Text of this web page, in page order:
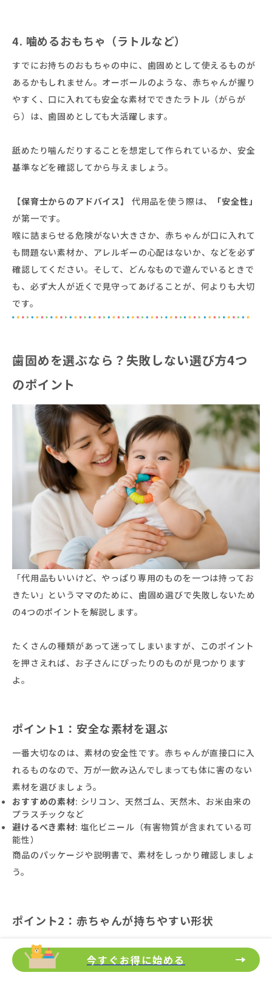
今すぐお得に始める
4. 噛めるおもちゃ（ラトルなど）
すでにお持ちのおもちゃの中に、歯固めとして使えるものが
あるかもしれません。オーボールのような、赤ちゃんが握り
やすく、口に入れても安全な素材でできたラトル（がらが
ら）は、歯固めとしても大活躍します。
舐めたり噛んだりすることを想定して作られているか、安全
基準などを確認してから与えましょう。
【保育士からのアドバイス】 代用品を使う際は、
「安全性」
が第一です。
喉に詰まらせる危険がない大きさか、赤ちゃんが口に入れて
も問題ない素材か、アレルギーの心配はないか、などを必ず
確認してください。そして、どんなもので遊んでいるときで
も、必ず大人が近くで見守ってあげることが、何よりも大切
です。
歯固めを選ぶなら？失敗しない選び方4つ
のポイント
「代用品もいいけど、やっぱり専用のものを一つは持ってお
きたい」というママのために、歯固め選びで失敗しないため
の4つのポイントを解説します。
たくさんの種類があって迷ってしまいますが、このポイント
を押さえれば、お子さんにぴったりのものが見つかります
よ。
ポイント1：安全な素材を選ぶ
一番大切なのは、素材の安全性です。赤ちゃんが直接口に入
れるものなので、万が一飲み込んでしまっても体に害のない
素材を選びましょう。
おすすめの素材: シリコン、天然ゴム、天然木、お米由来の
プラスチックなど
避けるべき素材: 塩化ビニール（有害物質が含まれている可
能性）
商品のパッケージや説明書で、素材をしっかり確認しましょ
う。
ポイント2：赤ちゃんが持ちやすい形状
赤ちゃんが自分で持って口まで運ぶので、小さな手でも握り
やすい形状かどうかも重要です。リング状になっているもの